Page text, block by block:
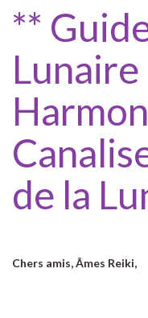
**
Lunaire
de la
Chers amis, Âmes Reiki,